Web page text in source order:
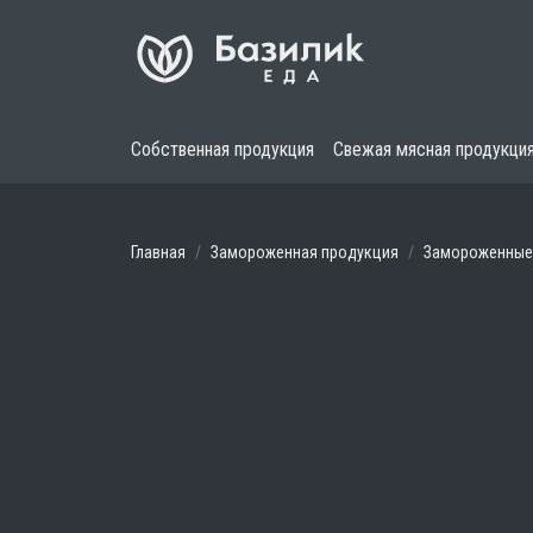
Собственная продукция Свежая мясная продукция
Главная Замороженная продукция